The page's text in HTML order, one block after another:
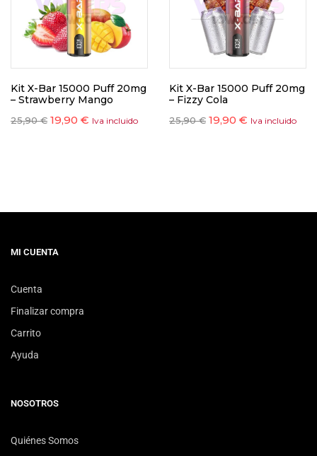
Kit X-Bar 15000 Puff 20mg
– Strawberry Mango
25,90€ 19,90 € Iva incluido
Kit X-Bar 15000 Puff 20mg
– Fizzy Cola
25,90€ 19,90 € Iva incluido
MI CUENTA
Cuenta
Finalizar compra
Carrito
Ayuda
NOSOTROS
Quiénes Somos